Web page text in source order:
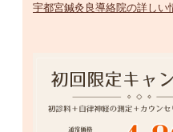
宇都宮鍼灸良導絡院の詳しい